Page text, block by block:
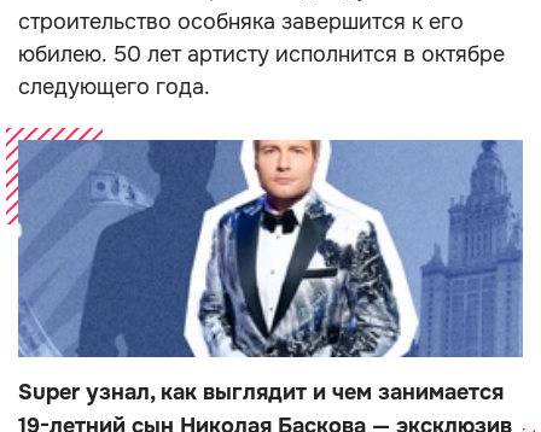
строительство особняка завершится к его
юбилею. 50 лет артисту исполнится в октябре
следующего года.
Super узнал, как выглядит и чем занимается
19-летний сын Николая Баскова — эксклюзив